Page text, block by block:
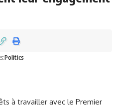
Politics
à travailler avec le Premier